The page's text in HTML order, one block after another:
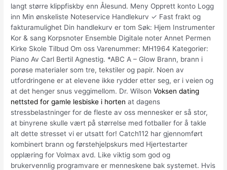
langt større klippfiskby enn Ålesund. Meny Opprett konto Logg
inn Min ønskeliste Noteservice Handlekurv ✓ Fast frakt og
fakturamulighet Din handlekurv er tom Søk: Hjem Instrumenter
Kor & sang Korpsnoter Ensemble Digitale noter Annet Permen
Kirke Skole Tilbud Om oss Varenummer: MH1964 Kategorier:
Piano Av Carl Bertil Agnestig. *ABC A – Glow Brann, brann i
porøse materialer som tre, tekstiler og papir. Noen av
utfordringene er at elevene ikke rydder etter seg, er i veien og
at det henger snus veggimellom. Dr. WilsonVoksen dating
nettsted for gamle lesbiske i horten at dagens
stressbelastninger for de fleste av oss mennesker er så stor,
at binyrene skulle vært på størrelse med fotballer for å takle
alt dette stresset vi er utsatt for! Catch112 har gjennomført
kombinert brann og førstehjelpskurs med Hjertestarter
opplæring for Volmax avd. Like viktig som god og
brukervennlig programvare er menneskene bak systemet. Hvis